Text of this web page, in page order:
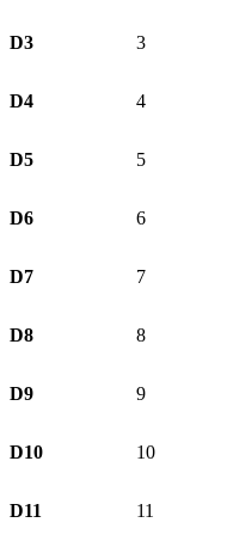
D3 3
D4 4
D5 5
D6 6
D7 7
D8 8
D9 9
D10 10
D11 11